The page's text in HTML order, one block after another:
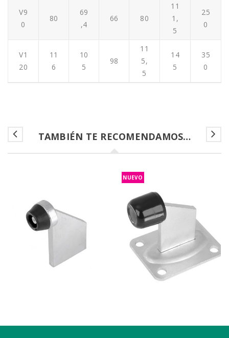
V9
0
80
69
,4
66 80
11
1,
5
25
0
V1
20
11
6
10
5
98
11
5,
5
14
5
35
0
TAMBIÉN TE RECOMENDAMOS…
NUEVO